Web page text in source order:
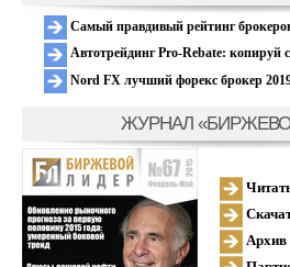
Самый правдивый рейтинг
Автотрейдинг Pro-Rebate: копируй
Nord FX лучший форекс брокер
ЖУРНАЛ
Архив